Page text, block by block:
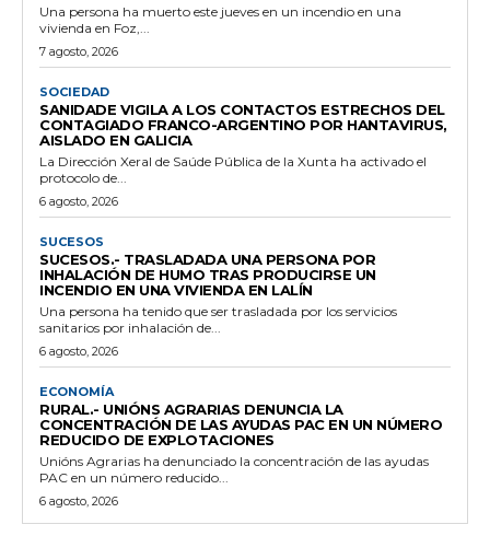
Una persona ha muerto este jueves en un incendio en una
vivienda en Foz,...
7 agosto, 2026
SOCIEDAD
SANIDADE VIGILA A LOS CONTACTOS ESTRECHOS DEL
CONTAGIADO FRANCO-ARGENTINO POR HANTAVIRUS,
AISLADO EN GALICIA
La Dirección Xeral de Saúde Pública de la Xunta ha activado el
protocolo de...
6 agosto, 2026
SUCESOS
SUCESOS.- TRASLADADA UNA PERSONA POR
INHALACIÓN DE HUMO TRAS PRODUCIRSE UN
INCENDIO EN UNA VIVIENDA EN LALÍN
Una persona ha tenido que ser trasladada por los servicios
sanitarios por inhalación de...
6 agosto, 2026
ECONOMÍA
RURAL.- UNIÓNS AGRARIAS DENUNCIA LA
CONCENTRACIÓN DE LAS AYUDAS PAC EN UN NÚMERO
REDUCIDO DE EXPLOTACIONES
Unións Agrarias ha denunciado la concentración de las ayudas
PAC en un número reducido...
6 agosto, 2026